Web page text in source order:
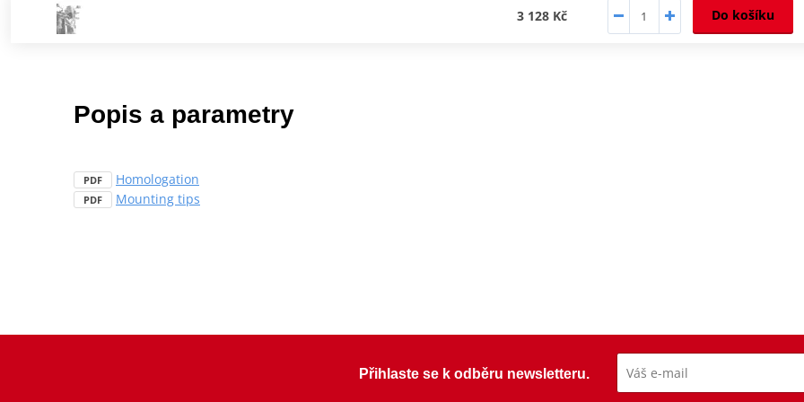
3 128 Kč Do košíku
Popis a parametry
PDF Homologation
PDF Mounting tips
Přihlaste se k odběru newsletteru.